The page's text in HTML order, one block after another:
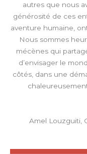
autres que nous
générosité de ces
aventure humaine,
Nous sommes
mécènes qui
d’envisager le
côtés, dans une
Amel Louzguiti,